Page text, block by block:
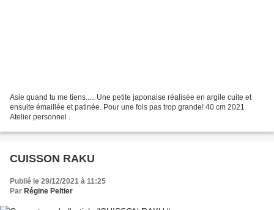
Asie quand tu me tiens..... Une petite japonaise réalisée en argile cuite et
ensuite émaillée et patinée. Pour une fois pas trop grande! 40 cm 2021
Atelier personnel .
CUISSON RAKU
Publié le 29/12/2021 à 11:25
Par Régine Peltier